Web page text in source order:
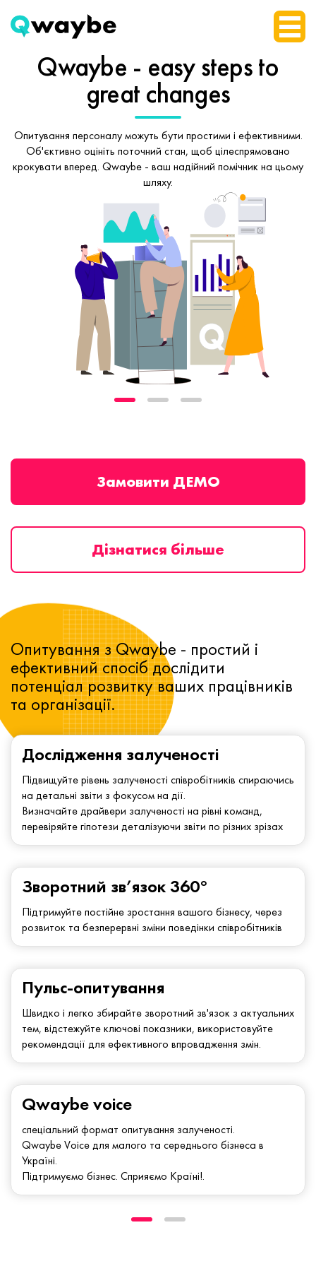
Qwaybe - easy stepsto
great changes
Опитування персоналу можуть бути простими і ефективними.
Об'єктивно оцініть поточний стан, щоб цілеспрямовано
крокувати вперед. Qwaybe - ваш надійний помічник на цьому
шляху.
Замовити ДЕМО
Дізнатися більше
Дослідження залученості
Підвищуйте рівень залученості співробітників спираючись
на детальні звіти з фокусом на дії.
Визначайте драйвери залученості на рівні команд,
перевіряйте гіпотези деталізуючи звіти по різних зрізах
Зворотний зв’язок 360°
Підтримуйте постійне зростання вашого бізнесу, через
розвиток та безперервні зміни поведінки співробітників
Опитування з Qwaybe - простий і
ефективний спосіб дослідити
потенціал розвитку ваших працівників
та організації.
Qwaybe voice
спеціальний формат опитування залученості.
Qwaybe Voice для малого та середнього бізнеса в
Україні.
Підтримуємо бізнес. Сприяємо Країні!.
Пульс-опитування
Швидко і легко збирайте зворотний зв'язок з актуальних
тем, відстежуйте ключові показники, використовуйте
рекомендації для ефективного впровадження змін.